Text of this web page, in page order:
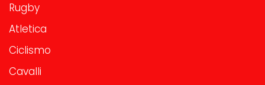
Rugby
Atletica
Ciclismo
Cavalli